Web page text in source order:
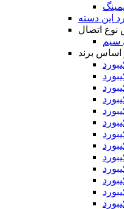
این دسته
نوع اتصال
سیم
اساس برند